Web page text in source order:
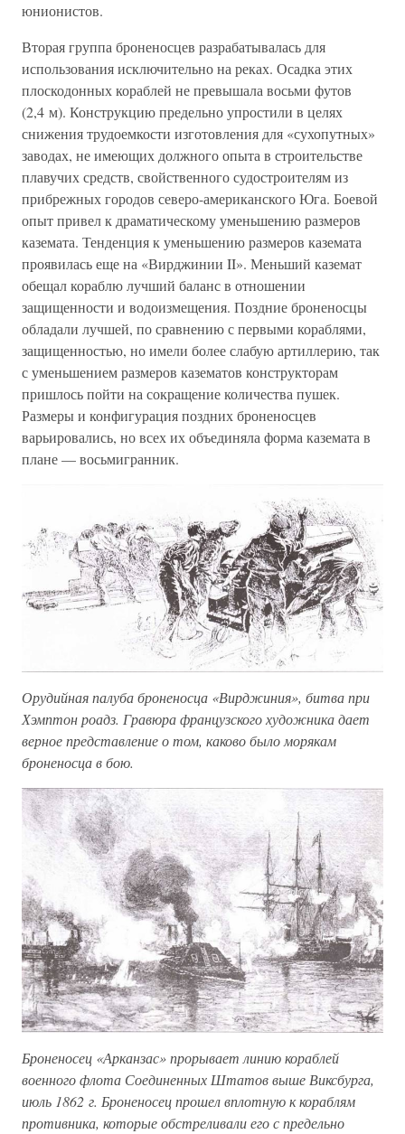
юнионистов.
Вторая группа броненосцев разрабатывалась для
использования исключительно на реках. Осадка этих
плоскодонных кораблей не превышала восьми футов
(2,4 м). Конструкцию предельно упростили в целях
снижения трудоемкости изготовления для «сухопутных»
заводах, не имеющих должного опыта в строительстве
плавучих средств, свойственного судостроителям из
прибрежных городов северо-американского Юга. Боевой
опыт привел к драматическому уменьшению размеров
каземата. Тенденция к уменьшению размеров каземата
проявилась еще на «Вирджинии II». Меньший каземат
обещал кораблю лучший баланс в отношении
защищенности и водоизмещения. Поздние броненосцы
обладали лучшей, по сравнению с первыми кораблями,
защищенностью, но имели более слабую артиллерию, так
с уменьшением размеров казематов конструкторам
пришлось пойти на сокращение количества пушек.
Размеры и конфигурация поздних броненосцев
варьировались, но всех их объединяла форма каземата в
плане — восьмигранник.
Орудийная палуба броненосца «Вирджиния», битва при
Хэмптон роадз. Гравюра французского художника дает
верное представление о том, каково было морякам
броненосца в бою.
Броненосец «Арканзас» прорывает линию кораблей
военного флота Соединенных Штатов выше Виксбурга,
июль 1862 г. Броненосец прошел вплотную к кораблям
противника, которые обстреливали его с предельно